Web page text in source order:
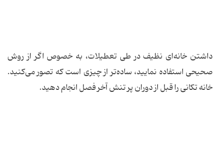
داشتن خانه‌ای نظیف در طی تعطیلات، به خصوص اگر از روش
صحیحی استفاده نمایید، ساده‌تر از چیزی است که تصور می‌کنید.
خانه تکانی را قبل از دوران پر تنش آخر فصل انجام دهید.